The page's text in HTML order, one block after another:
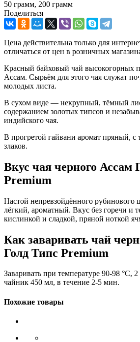
50 грамм, 200 грамм
Поделиться
Цена действительна только для
отличаться от цен в розничных
Красный байховый чай высокогорных
Ассам. Сырьём для этого чая служат
молодых листа.
В сухом виде — некрупный, тёмный
содержанием золотых типсов и
индийского чая.
В прогретой гайвани аромат пряный,
злаков.
Вкус чая черного Ассам
Premium
Настой непревзойдённого рубинового
лёгкий, ароматный. Вкус без горечи и
кислинкой и сладкой, пряной ноткой
Как заваривать чай
Голд Типс Premium
Заваривать при температуре 90-98 °C,
чайник 450 мл, в течение 2-5 мин.
Похожие товары